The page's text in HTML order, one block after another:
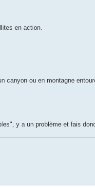
en action.
canyon ou en montagne
y a un problème et fais